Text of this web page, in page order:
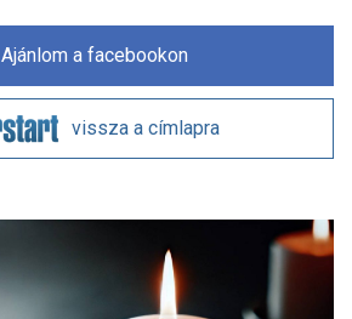
Ajánlom a facebookon
vissza a címlapra